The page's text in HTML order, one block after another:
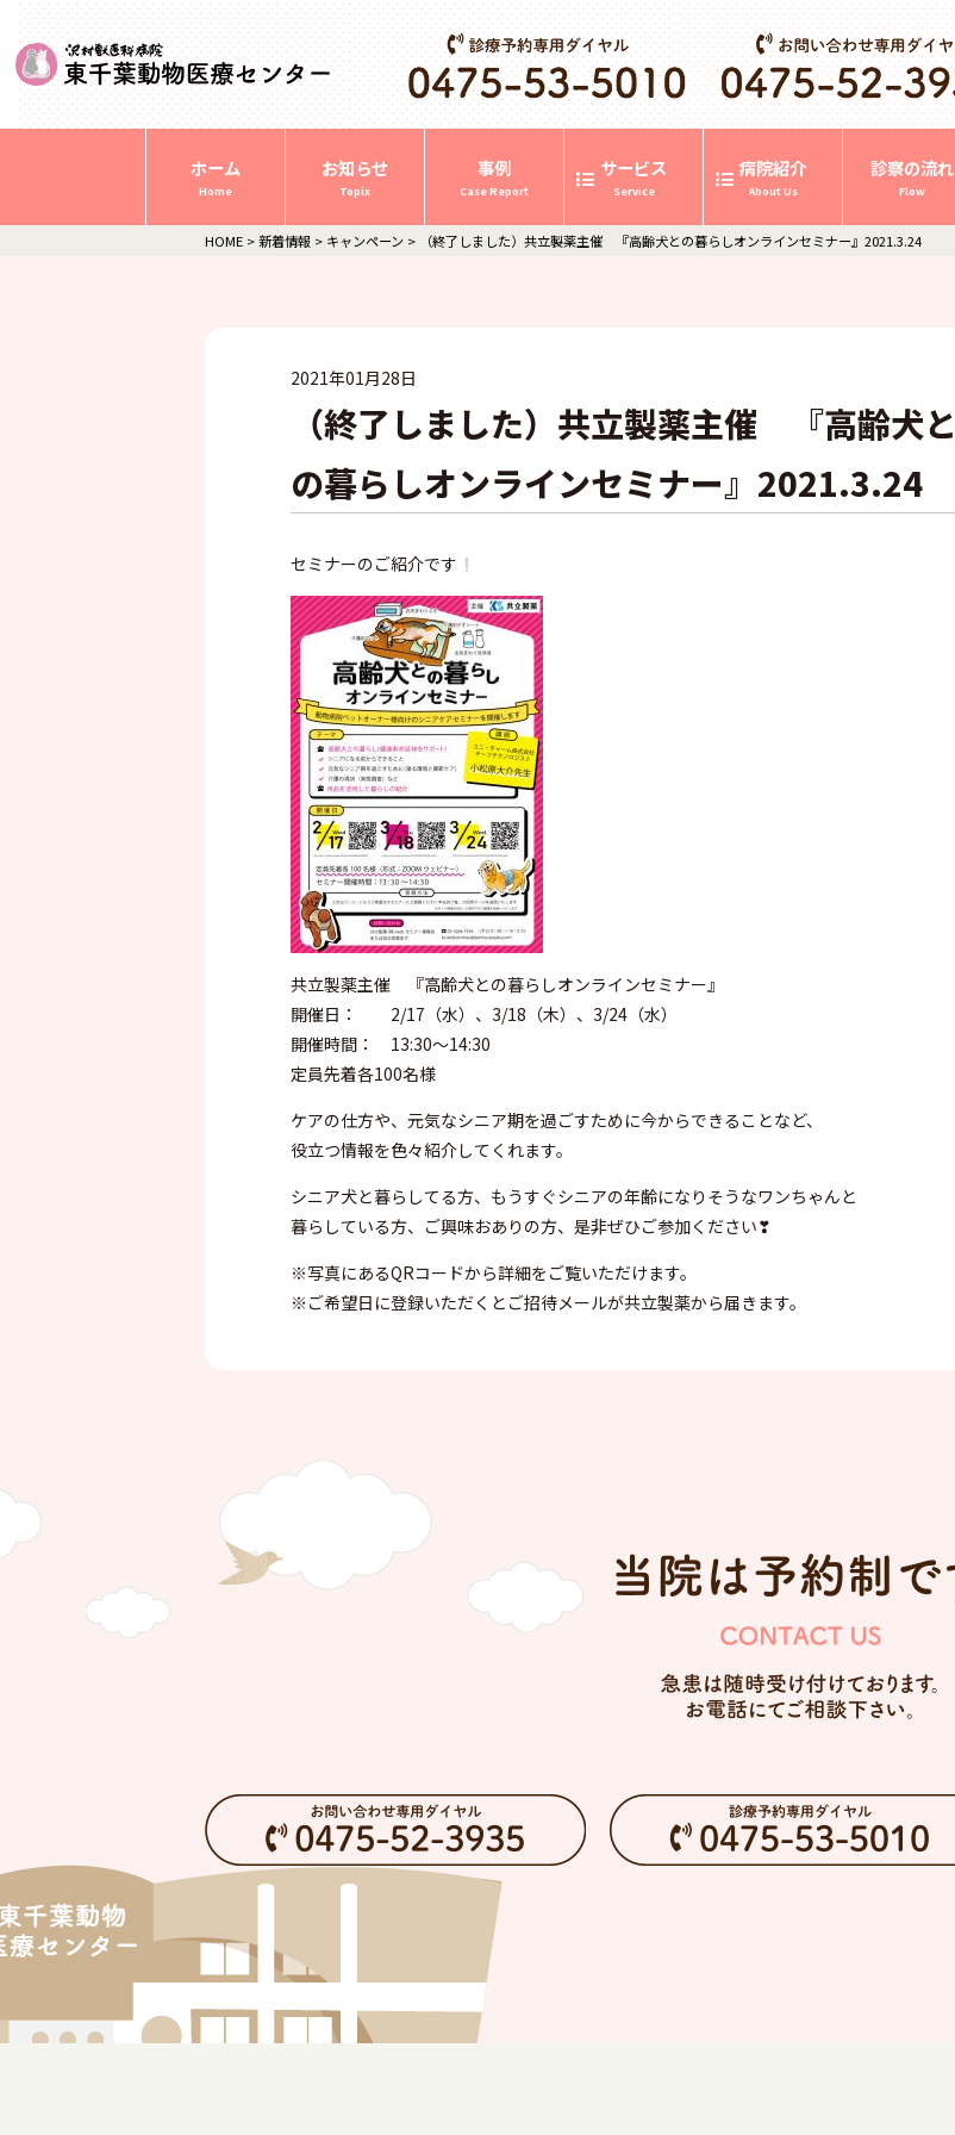
ホーム
Home
お知らせ
Topix
事例
Case Report
サービス
Service
病院紹介
About Us
診察の流れ
Flow
HOME >新着情報 > キャンペーン > （終了しました）共立製薬主催 『高齢犬との暮らしオンラインセミナー』2021.3.24
2021年01月28日
（終了しました）共立製薬主催 『高齢犬と
の暮らしオンラインセミナー』2021.3.24
セミナーのご紹介です
共立製薬主催 『高齢犬との暮らしオンラインセミナー』
開催日： 2/17（水）、3/18（木）、3/24（水）
開催時間： 13:30〜14:30
定員先着各100名様
ケアの仕方や、元気なシニア期を過ごすために今からできることなど、
役立つ情報を色々紹介してくれます。
シニア犬と暮らしてる方、もうすぐシニアの年齢になりそうなワンちゃんと
暮らしている方、ご興味おありの方、是非ぜひご参加ください❣
※写真にあるQRコードから詳細をご覧いただけます。
※ご希望日に登録いただくとご招待メールが共立製薬から届きます。